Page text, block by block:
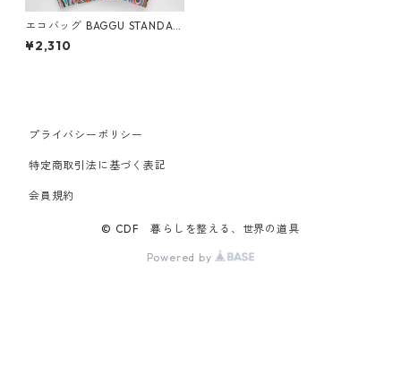
エコバッグ BAGGU STANDAR
D スタンダードバグゥ バグー
ウッドグレイン
¥2,310
プライバシーポリシー
特定商取引法に基づく表記
会員規約
© CDF 暮らしを整える、世界の道具
Powered by